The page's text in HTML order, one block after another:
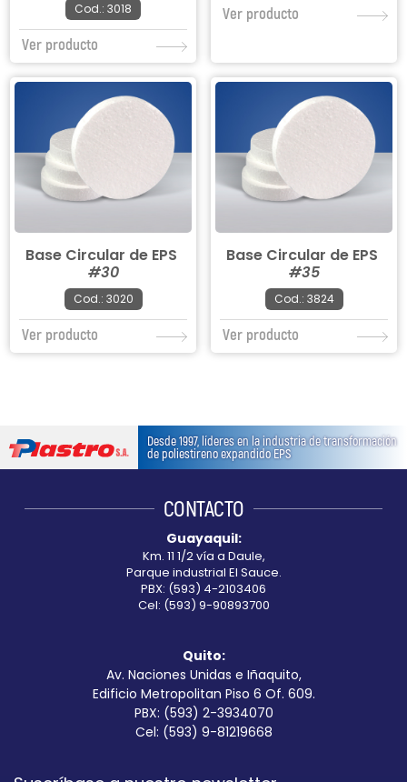
Cod.: 3018
Ver producto
Ver producto
Base Circular de EPS
#30
Cod.: 3020
Ver producto
Base Circular de EPS
#35
Cod.: 3824
Ver producto
Desde 1997, líderes en la industria de transformación
de poliestireno expandido EPS
CONTACTO
Guayaquil:
Km. 11 1/2 vía a Daule,
Parque industrial El Sauce.
PBX: (593) 4-2103406
Cel: (593) 9-90893700
Quito:
Av. Naciones Unidas e Iñaquito,
Edificio Metropolitan Piso 6 Of. 609.
PBX: (593) 2-3934070
Cel: (593) 9-81219668